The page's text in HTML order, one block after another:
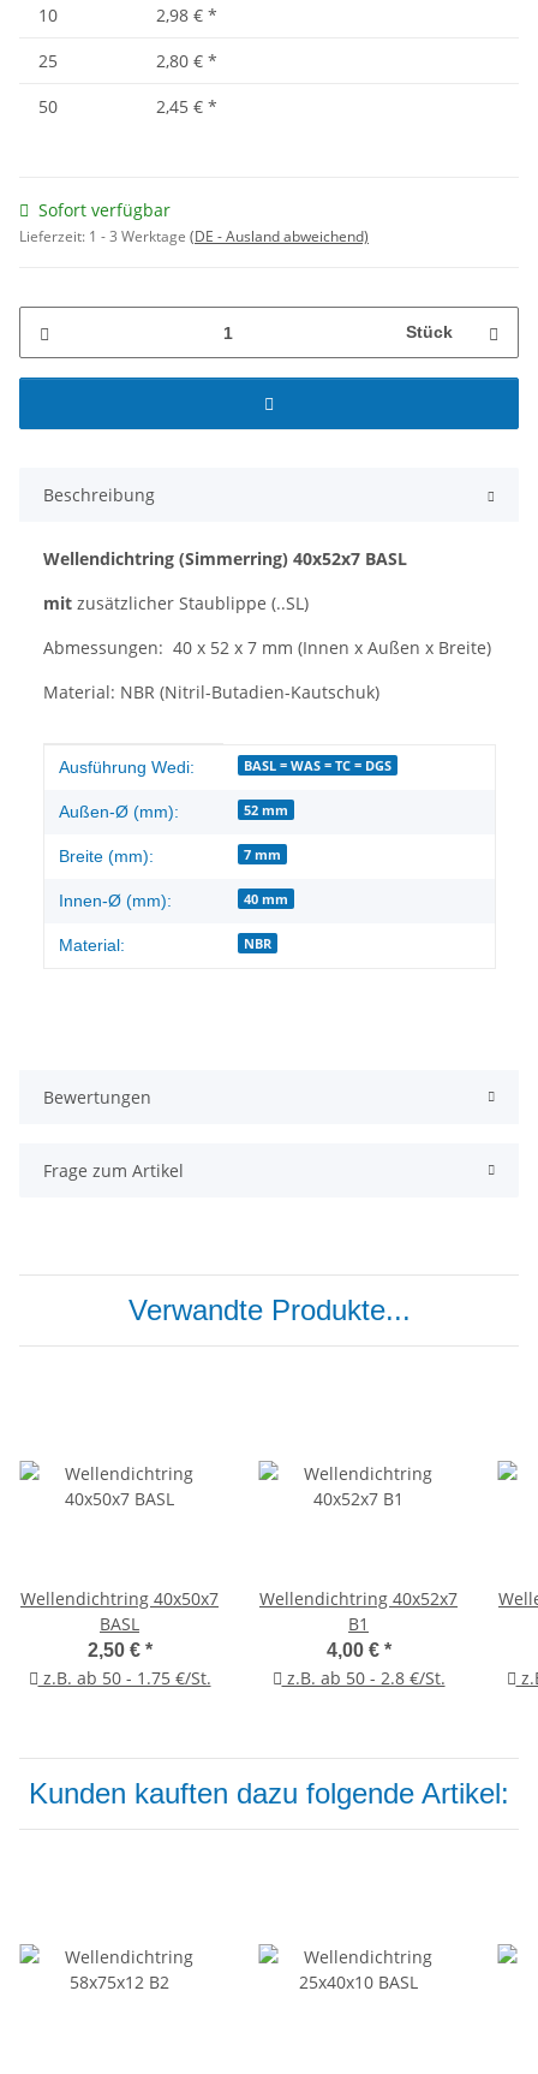
10
2,98 € *
25
2,80 € *
50
2,45 € *
Sofort verfügbar
Lieferzeit: 1 - 3 Werktage (DE - Ausland abweichend)
Stück
Beschreibung
Wellendichtring (Simmerring) 40x52x7 BASL
mit zusätzlicher Staublippe (..SL)
Abmessungen: 40 x 52 x 7 mm (Innen x Außen x Breite)
Material: NBR (Nitril-Butadien-Kautschuk)
Produkteigenschaft
Wert
Ausführung Wedi: BASL = WAS = TC = DGS
Außen-Ø (mm): 52 mm
Breite (mm): 7 mm
Innen-Ø (mm): 40 mm
Material: NBR
Bewertungen
Frage zum Artikel
Verwandte Produkte...
Wellendichtring 40x50x7
BASL
2,50 € *
z.B. ab 50 - 1.75 €/St.
Wellendichtring 40x52x7
B1
4,00 € *
z.B. ab 50 - 2.8 €/St.
Kunden kauften dazu folgende Artikel: